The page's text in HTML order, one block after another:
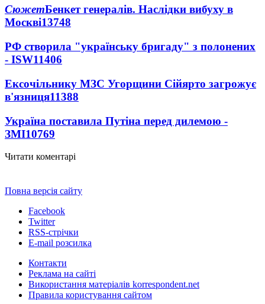
СюжетБенкет генералів. Наслідки вибуху в
Москві13748
РФ створила "українську бригаду" з полонених
- ISW11406
Ексочільнику МЗС Угорщини Сійярто загрожує
в'язниця11388
Україна поставила Путіна перед дилемою -
ЗМІ10769
Читати коментарі
Повна версія сайту
Facebook
Twitter
RSS-стрічки
E-mail розсилка
Контакти
Реклама на сайті
Використання матеріалів korrespondent.net
Правила користування сайтом